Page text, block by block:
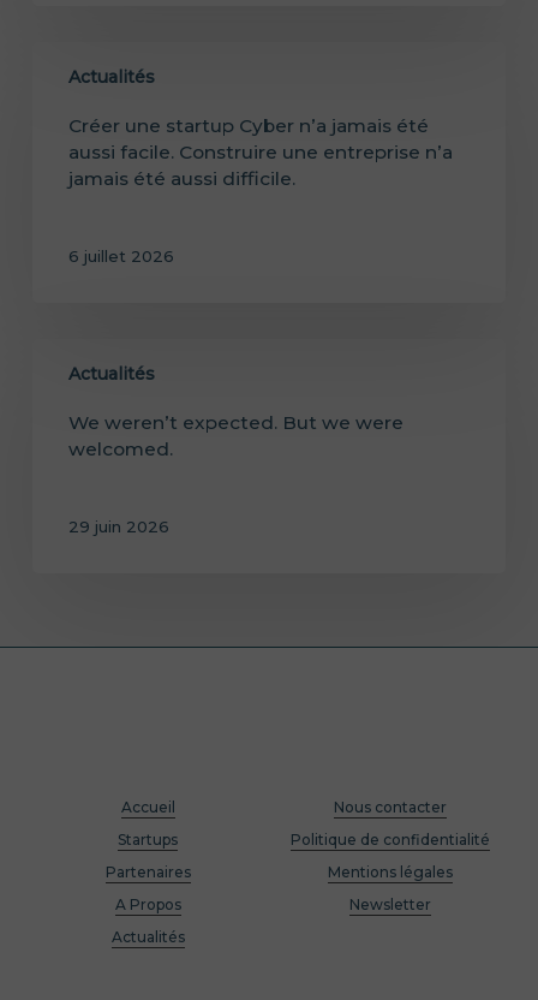
Actualités
Créer une startup Cyber n’a jamais été
aussi facile. Construire une entreprise n’a
jamais été aussi difficile.
6 juillet 2026
Actualités
We weren’t expected. But we were
welcomed.
29 juin 2026
Accueil
Startups
Partenaires
A Propos
Actualités
Nous contacter
Politique de confidentialité
Mentions légales
Newsletter